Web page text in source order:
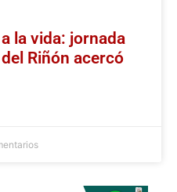
la vida: jornada
Riñón acercó